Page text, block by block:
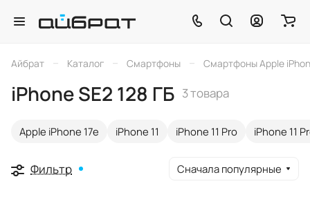
Айбрат – Каталог – Смартфоны – Смартфоны Apple
iPhone SE2 128 ГБ 3 товара
Apple iPhone 17e iPhone 11 iPhone 11 Pro iPhone 11
Фильтр Сначала популярные